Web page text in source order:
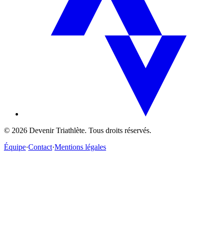
© 2026 Devenir Triathlète. Tous droits réservés.
Équipe·Contact·Mentions légales